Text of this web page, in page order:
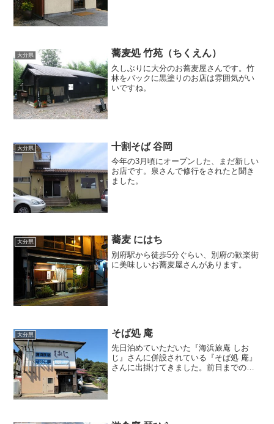
大分県 蕎麦処 竹苑（ちくえん）
久しぶりに大分のお蕎麦屋さんです。竹
林をバックに黒塗りのお店は雰囲気がい
いですね。
大分県 十割そば 谷岡
今年の3月頃にオープンした、まだ新しい
お店です。泉さんで修行をされたと聞き
ました。
大分県 蕎麦 にはち
別府駅から徒歩5分ぐらい、別府の歓楽街
に美味しいお蕎麦屋さんがあります。
大分県 そば処 庵
先日泊めていただいた『海浜旅庵 しお
じ』さんに併設されている『そば処 庵』
さんに出掛けてきました。前日までの予